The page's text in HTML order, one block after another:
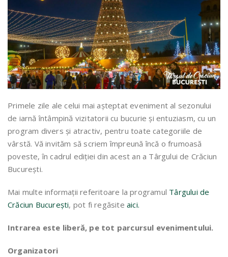
Primele zile ale celui mai așteptat eveniment al sezonului
de iarnă întâmpină vizitatorii cu bucurie și entuziasm, cu un
program divers și atractiv, pentru toate categoriile de
vârstă. Vă invităm să scriem împreună încă o frumoasă
poveste, în cadrul ediției din acest an a Târgului de Crăciun
București.
Mai multe informații referitoare la programul Târgului de
Crăciun București, pot fi regăsiteaici.
Intrarea este liberă, pe tot parcursul evenimentului.
Organizatori